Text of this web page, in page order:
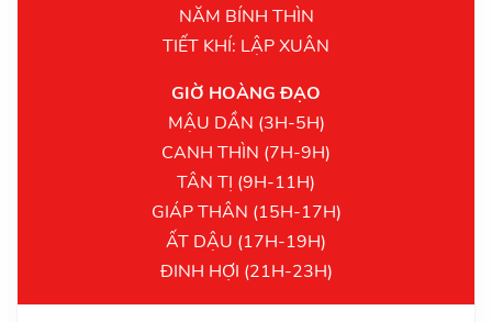
NĂM BÍNH THÌN
TIẾT KHÍ: LẬP XUÂN
GIỜ HOÀNG ĐẠO
MẬU DẦN (3H-5H)
CANH THÌN (7H-9H)
TÂN TỊ (9H-11H)
GIÁP THÂN (15H-17H)
ẤT DẬU (17H-19H)
ĐINH HỢI (21H-23H)